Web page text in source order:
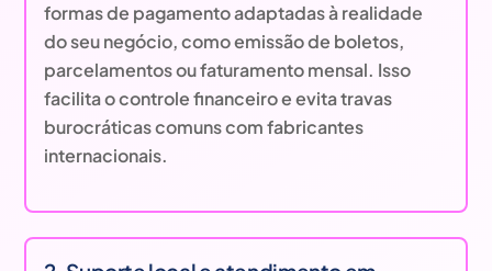
formas de pagamento adaptadas à realidade
do seu negócio, como emissão de boletos,
parcelamentos ou faturamento mensal. Isso
facilita o controle financeiro e evita travas
burocráticas comuns com fabricantes
internacionais.